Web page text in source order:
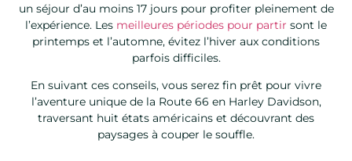
un séjour d’au moins 17 jours pour profiter pleinement de
l’expérience. Les meilleures périodes pour partir sont le
printemps et l’automne, évitez l’hiver aux conditions
parfois difficiles.
En suivant ces conseils, vous serez fin prêt pour vivre
l’aventure unique de la Route 66 en Harley Davidson,
traversant huit états américains et découvrant des
paysages à couper le souffle.